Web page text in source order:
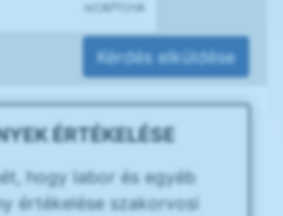
Kérdés elküldése
ÉRTÉKELÉSE
hogy labor és egyéb
értékelése szakorvosi